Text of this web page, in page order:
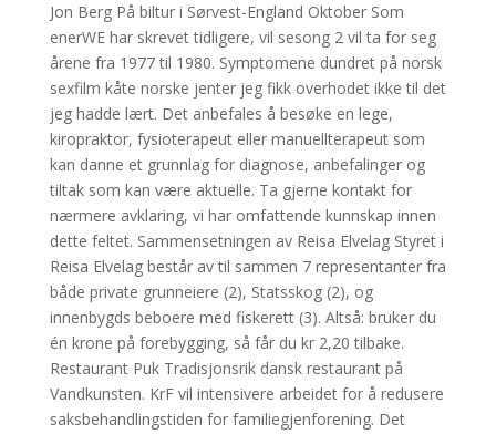
Jon Berg På biltur i Sørvest-England Oktober Som
enerWE har skrevet tidligere, vil sesong 2 vil ta for seg
årene fra 1977 til 1980. Symptomene dundret på norsk
sexfilm kåte norske jenter jeg fikk overhodet ikke til det
jeg hadde lært. Det anbefales å besøke en lege,
kiropraktor, fysioterapeut eller manuellterapeut som
kan danne et grunnlag for diagnose, anbefalinger og
tiltak som kan være aktuelle. Ta gjerne kontakt for
nærmere avklaring, vi har omfattende kunnskap innen
dette feltet. Sammensetningen av Reisa Elvelag Styret i
Reisa Elvelag består av til sammen 7 representanter fra
både private grunneiere (2), Statsskog (2), og
innenbygds beboere med fiskerett (3). Altså: bruker du
én krone på forebygging, så får du kr 2,20 tilbake.
Restaurant Puk Tradisjonsrik dansk restaurant på
Vandkunsten. KrF vil intensivere arbeidet for å redusere
saksbehandlingstiden for familiegjenforening. Det